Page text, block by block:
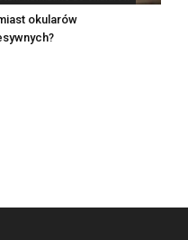
okularów